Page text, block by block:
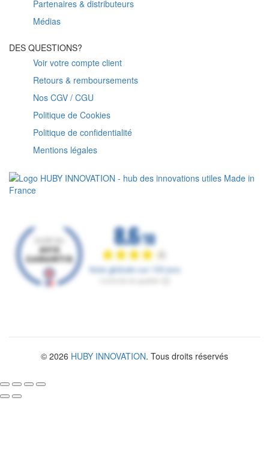
Partenaires & distributeurs
Médias
DES QUESTIONS?
Voir votre compte client
Retours & remboursements
Nos CGV / CGU
Politique de Cookies
Politique de confidentialité
Mentions légales
© 2026 HUBY INNOVATION. Tous droits réservés